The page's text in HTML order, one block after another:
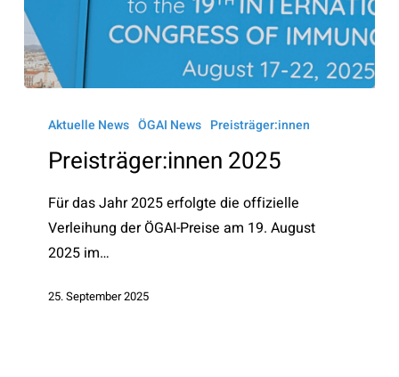
2025Aktuelle News ÖGAI News Preisträger:innen
Preisträger:innen 2025
Für das Jahr 2025 erfolgte die offizielle
Verleihung der ÖGAI-Preise am 19. August
2025 im…
25. September 2025